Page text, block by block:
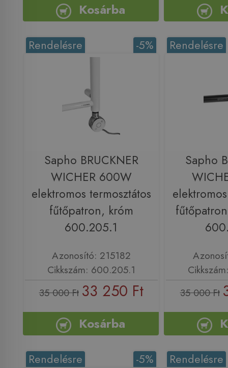
Kosárba
-5%
Rendelésre
Sapho BRUCKNER
WICHER 600W
elektromos termosztátos
fűtőpatron, króm
600.205.1
Azonosító: 215182
Cikkszám: 600.205.1
35 000 Ft 33 250 Ft
Kosárba
Rendelésre
Sapho
35 000 Ft
-5%
Rendelésre Rendelésre